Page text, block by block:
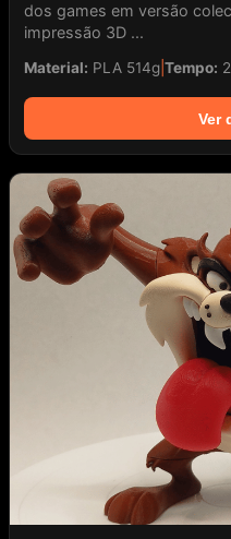
dos games em versão
impressão 3D ...
Material: PLA 514g| Tempo:
Ver